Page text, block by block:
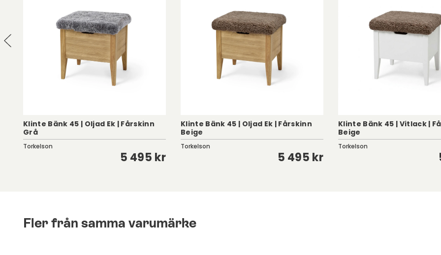
Klinte Bänk 45 | Oljad Ek | Fårskinn
Grå
Torkelson
5 495 kr
Klinte Bänk 45 | Oljad Ek | Fårskinn
Beige
Torkelson
5 495 kr
Klinte Bänk 45 | Vitlack |
Beige
Torkelson
Fler från samma varumärke